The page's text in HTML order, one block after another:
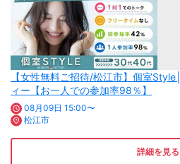
【女性無料ご招待/松江市】個室
ィー【お一人での参加率98％】
08月09日 15:00〜
松江市
詳細を見る